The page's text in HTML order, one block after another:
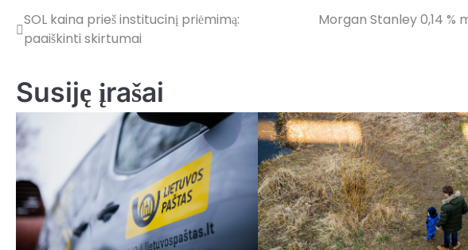
Navigacija
tarp
įrašų
SOL kaina prieš institucinį priėmimą:
paaiškinti skirtumai
Morgan Stanley 0,14
Susiję įrašai